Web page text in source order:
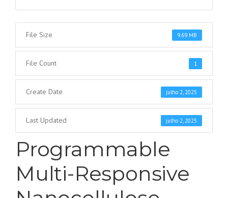
File Size 9.69 MB
File Count 1
Create Date julho 2, 2025
Last Updated julho 2, 2025
Programmable
Multi-Responsive